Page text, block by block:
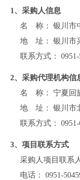
1、采购人信息
名 称： 银川市
地 址： 银川市兴
联系方式： 0951-
2、采购代理机构信
名 称： 宁夏回族
地 址： 银川市北
联系方式： 0951-
3、项目联系方式
采购人项目联系
电话： 0951-